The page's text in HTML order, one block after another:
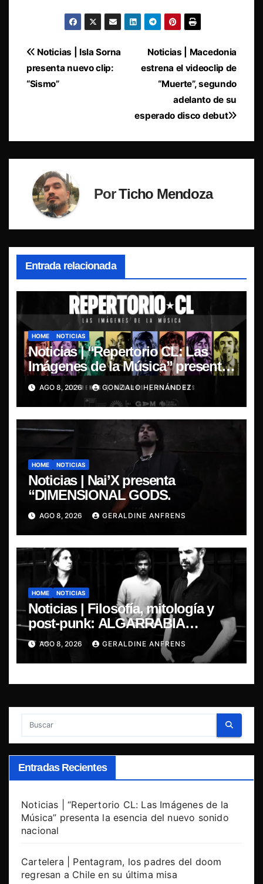
Navegación
de
Noticias | Macedonia
estrena el videoclip de
“Muerte”, segundo
adelanto de su
esperado disco debut
Noticias | Isla Sorna
presenta nuevo clip:
“Sismo”
PorTicho Mendoza
Entrada relacionada
HOME NOTICIAS
Noticias | “Repertorio CL: Las
Imágenes de la Música” presenta
la esencia del nuevo sonido
nacional
AGO 8, 2026 GONZALO HERNÁNDEZ
HOME NOTICIAS
Noticias | Nai’X presenta
“DIMENSIONAL GODS.
AGO 8, 2026 GERALDINE ANFRENS
HOME NOTICIAS
Noticias | Filosofía, mitología y
post-punk: ALGARRABIA
presenta “Cantos de Sirena”
AGO 8, 2026 GERALDINE ANFRENS
Entradas Recientes
Noticias | “Repertorio CL: Las Imágenes de la
Música” presenta la esencia del nuevo sonido
nacional
Cartelera | Pentagram, los padres del doom
regresan a Chile en su última misa